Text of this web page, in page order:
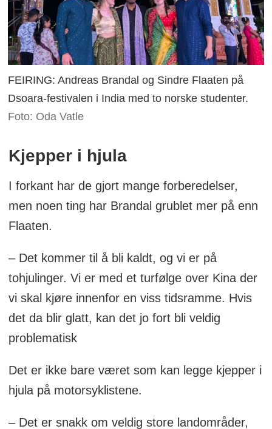
FEIRING: Andreas Brandal og Sindre Flaaten på
Dsoara-festivalen i India med to norske studenter.
Foto: Oda Vatle
Kjepper i hjula
I forkant har de gjort mange forberedelser,
men noen ting har Brandal grublet mer på enn
Flaaten.
– Det kommer til å bli kaldt, og vi er på
tohjulinger. Vi er med et turfølge over Kina der
vi skal kjøre innenfor en viss tidsramme. Hvis
det da blir glatt, kan det jo fort bli veldig
problematisk
Det er ikke bare været som kan legge kjepper i
hjula på motorsyklistene.
– Det er snakk om veldig store landområder,